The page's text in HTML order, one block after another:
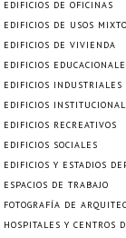
EDIFICIOS DE OFICINAS
EDIFICIOS DE USOS
EDIFICIOS DE VIVIENDA
EDIFICIOS
EDIFICIOS INDUSTRIALES
EDIFICIOS
EDIFICIOS RECREATIVOS
EDIFICIOS SOCIALES
EDIFICIOS Y ESTADIOS
ESPACIOS DE TRABAJO
FOTOGRAFÍA DE
HOSPITALES Y CENTROS